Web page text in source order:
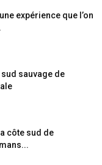
expérience que l’on
sauvage de
côte sud de